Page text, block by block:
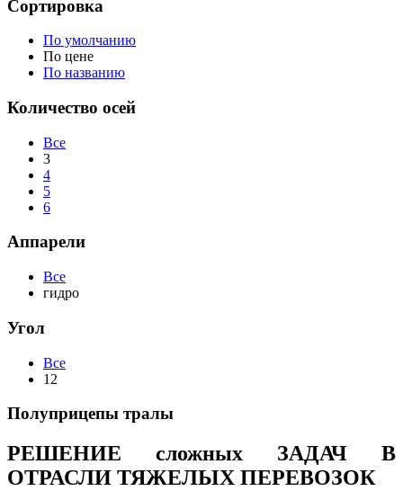
Сортировка
По умолчанию
По цене
По названию
Количество осей
Все
3
4
5
6
Аппарели
Все
гидро
Угол
Все
12
Полуприцепы тралы
РЕШЕНИЕ сложных ЗАДАЧ В
ОТРАСЛИ ТЯЖЕЛЫХ ПЕРЕВОЗОК